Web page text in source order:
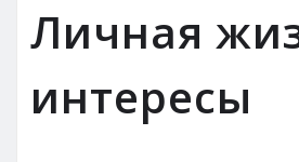
Личная
интересы